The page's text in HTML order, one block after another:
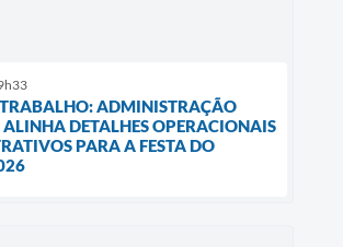
ADMINISTRAÇÃO
DETALHES OPERACIONAIS
PARA A FESTA DO